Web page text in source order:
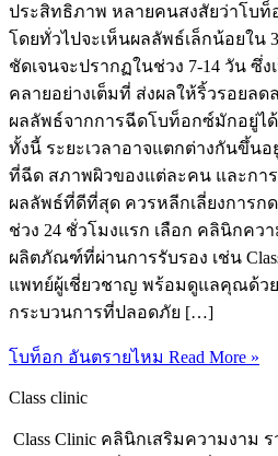
ประสิทธิภาพ หลายคนสงสัยว่าโบท็
โดยทั่วไปจะเห็นผลลัพธ์เล็กน้อยใน
ชัดเจนจะปรากฏในช่วง 7-14 วัน ซึ่
คลายอย่างเต็มที่ ส่งผลให้ริ้วรอยลด
ผลลัพธ์จากการฉีดโบท็อกซ์มักอยู่ไ
ทั้งนี้ ระยะเวลาอาจแตกต่างกันขึ้น
ที่ฉีด สภาพผิวของแต่ละคน และการ
ผลลัพธ์ที่ดีที่สุด ควรหลีกเลี่ยงการ
ช่วง 24 ชั่วโมงแรก เลือก คลินิกคว
ผลิตภัณฑ์ที่ผ่านการรับรอง เช่น
แพทย์ผู้เชี่ยวชาญ พร้อมดูแลคุณด้
กระบวนการที่ปลอดภัย […]
โบท็อก อันตรายไหม Read More »
Class clinic
Class Clinic คลินิกเสริมความงาม